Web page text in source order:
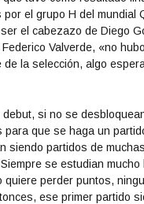
por el grupo H del mundial
el cabezazo de Diego
Valverde, «no
de la selección, algo
si no se
para que se haga un
siendo partidos de muchas
se estudian mucho
quiere perder puntos,
ese primer partido